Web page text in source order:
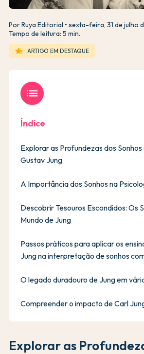
Por Ruya Editorial
sexta-feira, 31 de julho
Tempo de leitura: 5 min.
hotel_class ARTIGO EM DESTAQUE
Explorar as
list
Índice
Explorar as Profundezas dos
Gustav Jung
A Importância dos Sonhos na
Descobrir Tesouros Escondidos: Os
Mundo de Jung
Passos práticos para aplicar os
Jung na interpretação de sonhos
O legado duradouro de Jung em
Compreender o impacto de Carl